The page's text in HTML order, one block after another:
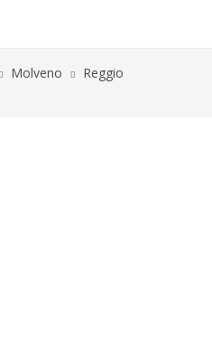
Molveno
Reggio